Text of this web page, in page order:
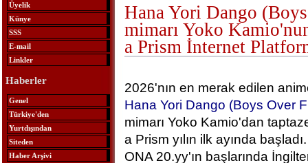
Üyelik
Künye
SSS
E-mail
Linkler
Haberler
Genel
Türkiye'den
Yurtdışından
Siteden
Haber Arşivi
Hana Yori Dango
mimarı Yoko
a Prism İnternet
2026'nın en merak edilen
Hana Yori Dango (Boys Over
mimarı Yoko Kamio'dan
a Prism yılın ilk ayında
ONA 20.yy'ın başlarında